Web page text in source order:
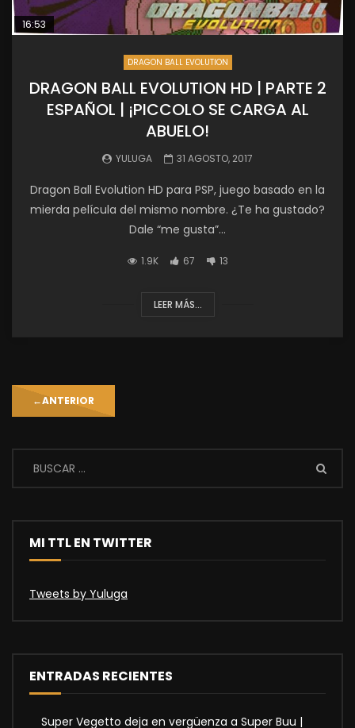
16:53
DRAGON BALL EVOLUTION
DRAGON BALL EVOLUTION HD | PARTE 2
ESPAÑOL | ¡PICCOLO SE CARGA AL
ABUELO!
YULUGA 31 AGOSTO, 2017
Dragon Ball Evolution HD para PSP, juego basado en la
mierda película del mismo nombre. ¿Te ha gustado?
Dale “me gusta”...
1.9K 67 13
LEER MÁS...
←ANTERIOR
MI TTL EN TWITTER
Tweets by Yuluga
ENTRADAS RECIENTES
Super Vegetto deja en vergüenza a Super Buu |